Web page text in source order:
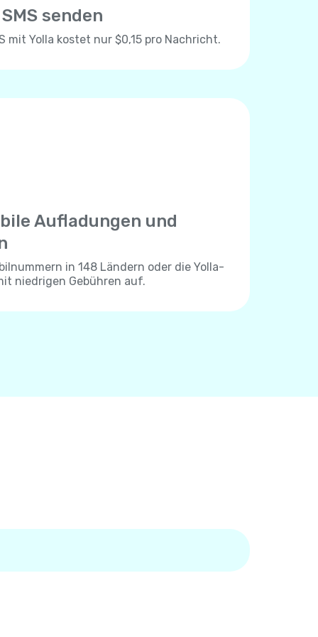
senden
mit Yolla kostet nur $0,15 pro Nachricht.
Aufladungen und
in 148 Ländern oder die Yolla-
niedrigen Gebühren auf.